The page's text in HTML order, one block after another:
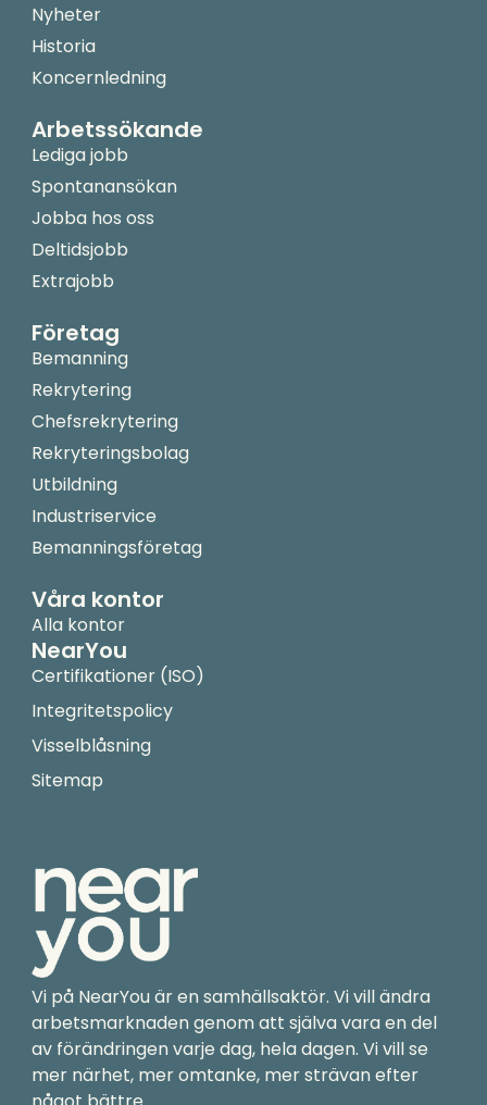
Vi på NearYou är en samhällsaktör. Vi vill ändra
arbetsmarknaden genom att själva vara en del
av förändringen varje dag, hela dagen. Vi vill se
mer närhet, mer omtanke, mer strävan efter
Arbetssökande
Lediga jobb
Spontanansökan
Jobba hos oss
Deltidsjobb
Extrajobb
Företag
Bemanning
Rekrytering
Chefsrekrytering
Rekryteringsbolag
Utbildning
Industriservice
Bemanningsföretag
Nyheter
Historia
Koncernledning
Våra kontor
Alla kontor
NearYou
Certifikationer (ISO)
Integritetspolicy
Visselblåsning
Sitemap